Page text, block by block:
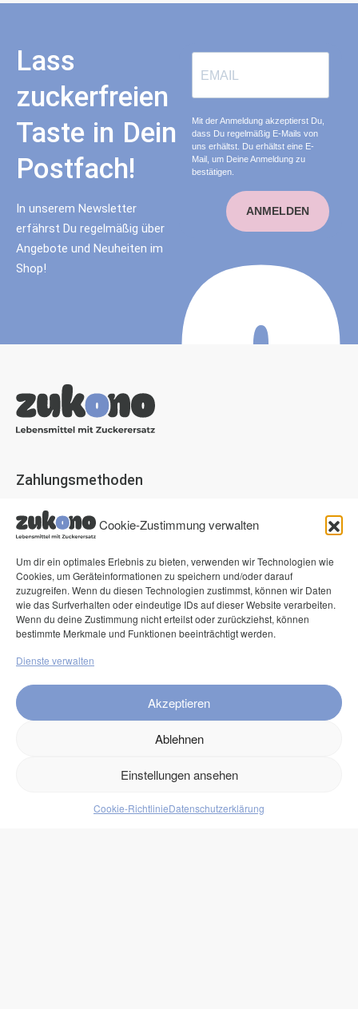
Cookie-Zustimmung verwalten
Um dir ein optimales Erlebnis zu bieten, verwenden wir Technologien wie
Cookies, um Geräteinformationen zu speichern und/oder darauf
zuzugreifen. Wenn du diesen Technologien zustimmst, können wir Daten
wie das Surfverhalten oder eindeutige IDs auf dieser Website verarbeiten.
Wenn du deine Zustimmung nicht erteilst oder zurückziehst, können
bestimmte Merkmale und Funktionen beeinträchtigt werden.
Dienste verwalten
Akzeptieren
Ablehnen
Einstellungen ansehen
Cookie-RichtlinieDatenschutzerklärung
Lass
zuckerfreien
Taste in Dein
Postfach!
In unserem Newsletter
erfährst Du regelmäßig über
Angebote und Neuheiten im
Shop!
Mit der Anmeldung akzeptierst Du,
dass Du regelmäßig E-Mails von
uns erhältst. Du erhältst eine E-
Mail, um Deine Anmeldung zu
bestätigen.
ANMELDEN
Zahlungsmethoden
Paypal
Visa
Mastercard
American Express
Klarna Pay now
Klarna Rechnung
Service
FAQ